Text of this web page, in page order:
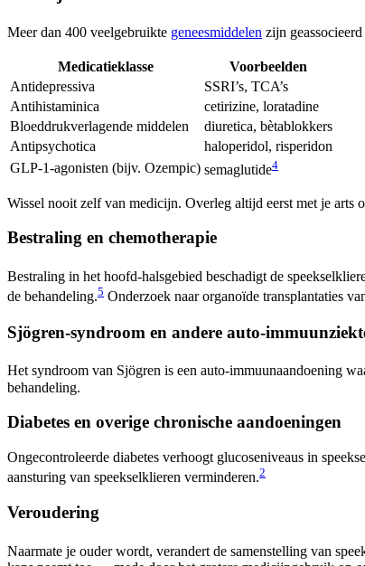
Meer dan 400 veelgebruikte geneesmiddelen zijn
Medicatieklasse
Voorbeelden
Antidepressiva
SSRI’s, TCA’s
Antihistaminica
cetirizine, loratadine
Bloeddrukverlagende middelen
diuretica, bètablokkers
Antipsychotica
haloperidol, risperidon
GLP-1-agonisten (bijv. Ozempic) semaglutide4
Wissel nooit zelf van medicijn. Overleg altijd eerst met je arts
Bestraling en chemotherapie
Bestraling in het hoofd-halsgebied beschadigt de
de behandeling.5 Onderzoek naar organoïde transplantaties
Sjögren-syndroom en andere auto-
Het syndroom van Sjögren is een auto-immuunaandoening
behandeling.
Diabetes en overige chronische aandoeningen
Ongecontroleerde diabetes verhoogt glucoseniveaus in
aansturing van speekselklieren verminderen.2
Veroudering
Naarmate je ouder wordt, verandert de samenstelling van